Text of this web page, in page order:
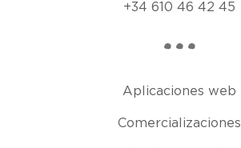
+34 610 46 42 45
Aplicaciones web
Comercializaciones